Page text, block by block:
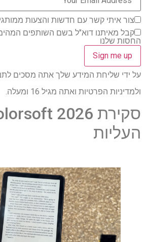
צור איתי קשר עם חדשות והצעות ממותגי Future אחרים
קבל מאיתנו דוא"ל בשם השותפים
החסות שלנו
על ידי שליחת המידע שלך אתה מסכים
ולמדיניות הפרטיות ואתה מגיל 16 ומעלה.
העליות